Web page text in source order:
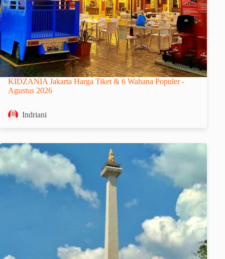
KIDZANIA Jakarta Harga Tiket & 6 Wahana Populer -
Agustus 2026
Indriani